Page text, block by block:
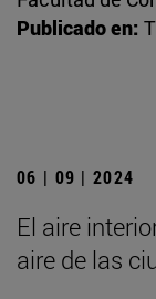
Publicado en:
06 | 09 | 2024
El aire
aire de las